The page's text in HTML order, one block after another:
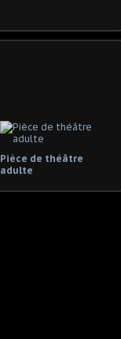
Pièce de théâtre
adulte